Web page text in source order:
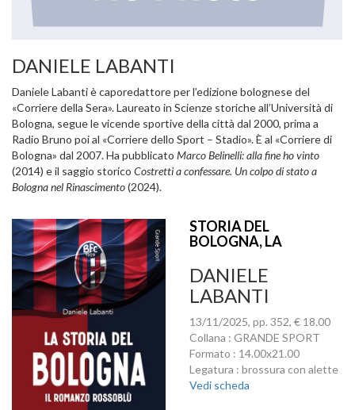
DANIELE LABANTI
Daniele Labanti è caporedattore per l’edizione bolognese del
«Corriere della Sera». Laureato in Scienze storiche all’Università di
Bologna, segue le vicende sportive della città dal 2000, prima a
Radio Bruno poi al «Corriere dello Sport – Stadio». È al «Corriere di
Bologna» dal 2007. Ha pubblicato Marco Belinelli: alla fine ho vinto
(2014) e il saggio storico Costretti a confessare. Un colpo di stato a
Bologna nel Rinascimento(2024).
STORIA DEL
BOLOGNA, LA
DANIELE
LABANTI
13/11/2025, pp. 352, € 18.00
Collana : GRANDE SPORT
Formato : 14.00x21.00
Legatura : brossura con alette
Vedi scheda